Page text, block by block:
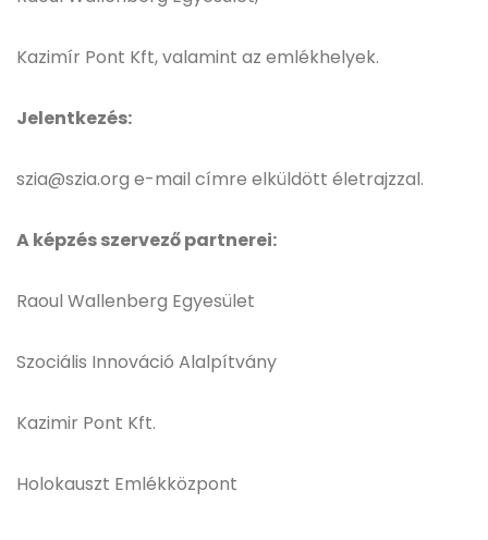
Kazimír Pont Kft, valamint az emlékhelyek.
Jelentkezés:
szia@szia.org e-mail címre elküldött életrajzzal.
A képzés szervező partnerei:
Raoul Wallenberg Egyesület
Szociális Innováció Alalpítvány
Kazimir Pont Kft.
Holokauszt Emlékközpont